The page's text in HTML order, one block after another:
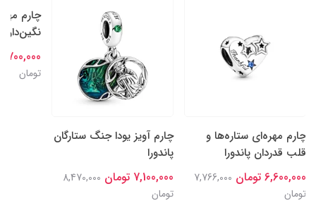
چارم مهره‌ای ستاره‌ها و
قلب قدردان پاندورا
6,600,000 تومان
7,766,000
تومان
چارم آویز یودا جنگ ستارگان
پاندورا
7,100,000 تومان
8,470,000
تومان